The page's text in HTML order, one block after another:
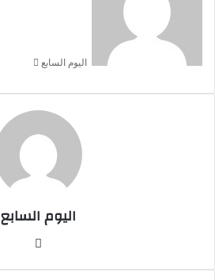
اليوم السابع
اليوم السابع